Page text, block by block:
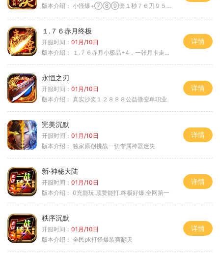
版本介绍： 小怪爆+⑦⑧⑨套１秒７６刀９５范围捡
１.７６赤月终极
开服时间： 01月/10日
版本介绍：
１.７６赤月小极品+4，一张月卡走天涯c
详情
永恒之刃
开服时间： 01月/10日
版本介绍： 真实沙奖１２８８８公益微变单职业
详情
完美沉默
开服时间： 01月/10日
版本介绍： 独家原创挑战一切专属神器迷失
详情
新·神秘大陆
开服时间： 01月/10日
版本介绍： 0充能玩.顶赞能打.终极好爆.全网第一
详情
秩序沉默
开服时间： 01月/10日
版本介绍： 全民pk打怪爆装爽翻天
详情